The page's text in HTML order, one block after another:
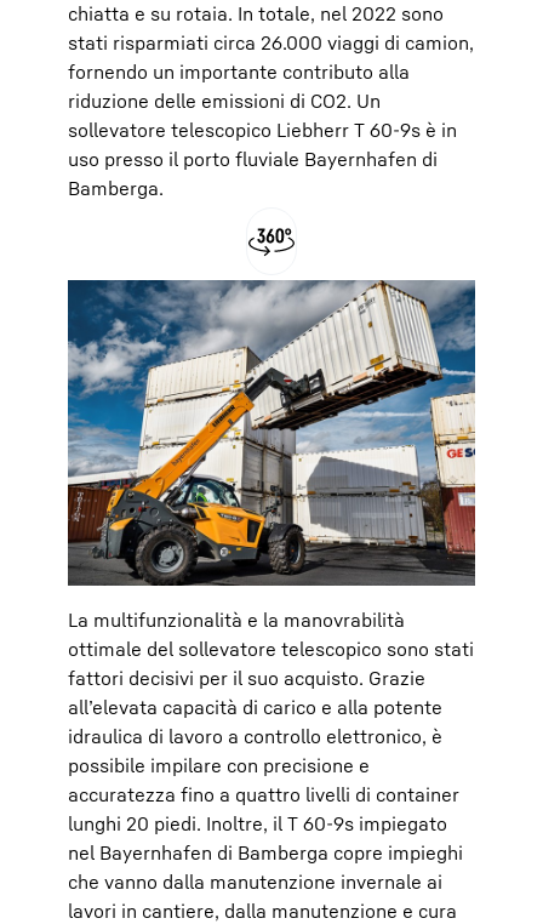
chiatta e su rotaia. In totale, nel 2022 sono
stati risparmiati circa 26.000 viaggi di camion,
fornendo un importante contributo alla
riduzione delle emissioni di CO2. Un
sollevatore telescopico Liebherr T 60-9s è in
uso presso il porto fluviale Bayernhafen di
Bamberga.
node1
La multifunzionalità e la manovrabilità
ottimale del sollevatore telescopico sono stati
fattori decisivi per il suo acquisto. Grazie
all’elevata capacità di carico e alla potente
idraulica di lavoro a controllo elettronico, è
possibile impilare con precisione e
accuratezza fino a quattro livelli di container
lunghi 20 piedi. Inoltre, il T 60-9s impiegato
nel Bayernhafen di Bamberga copre impieghi
che vanno dalla manutenzione invernale ai
lavori in cantiere, dalla manutenzione e cura